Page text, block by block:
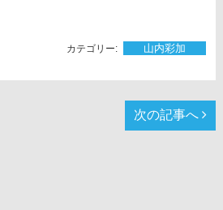
山内彩加
次の記事へ